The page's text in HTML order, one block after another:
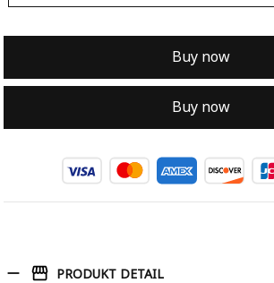
Buy now
Buy now
PRODUKT DETAIL